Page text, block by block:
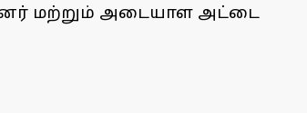
மற்றும் அடையாள அட்டை